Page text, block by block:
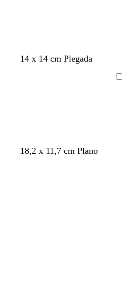
14 x 14 cm Plegada
b
rn
18,2 x 11,7 cm Plano